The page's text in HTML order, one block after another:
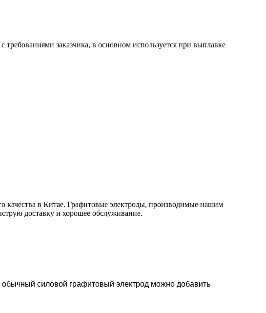
заказчика, в основном используется при выплавке
качества в Китае. Графитовые электроды, производимые нашим
доставку и хорошее обслуживание.
силовой графитовый электрод можно добавить